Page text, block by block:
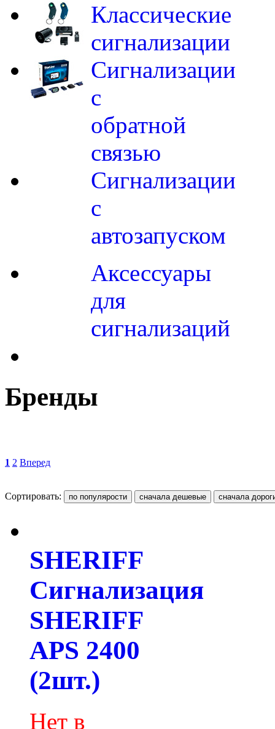
Классические
сигнализации
Сигнализации
с
обратной
связью
Сигнализации
с
автозапуском
Аксессуары
для
сигнализаций
Бренды
1 2 Вперед
Сортировать:
SHERIFF
Сигнализация
SHERIFF
APS 2400
(2шт.)
Нет в